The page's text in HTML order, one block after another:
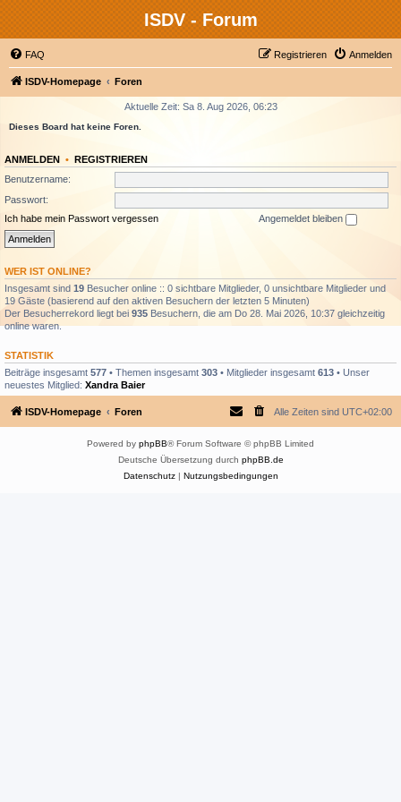
ISDV - Forum
FAQ Anmelden
Registrieren
ISDV-Homepage Foren
Aktuelle Zeit: Sa 8. Aug 2026, 06:23
Dieses Board hat keine Foren.
ANMELDEN • REGISTRIEREN
Benutzername:
Passwort:
Ich habe mein Passwort vergessen
Angemeldet bleiben
WER IST ONLINE?
Insgesamt sind 19 Besucher online :: 0 sichtbare Mitglieder, 0 unsichtbare Mitglieder und
19 Gäste (basierend auf den aktiven Besuchern der letzten 5 Minuten)
Der Besucherrekord liegt bei 935 Besuchern, die am Do 28. Mai 2026, 10:37 gleichzeitig
online waren.
STATISTIK
Beiträge insgesamt 577 • Themen insgesamt 303 • Mitglieder insgesamt 613 • Unser
neuestes Mitglied: Xandra Baier
ISDV-Homepage Foren Alle Zeiten sind UTC+02:00
Powered by phpBB® Forum Software © phpBB Limited
Deutsche Übersetzung durch phpBB.de
Datenschutz| Nutzungsbedingungen